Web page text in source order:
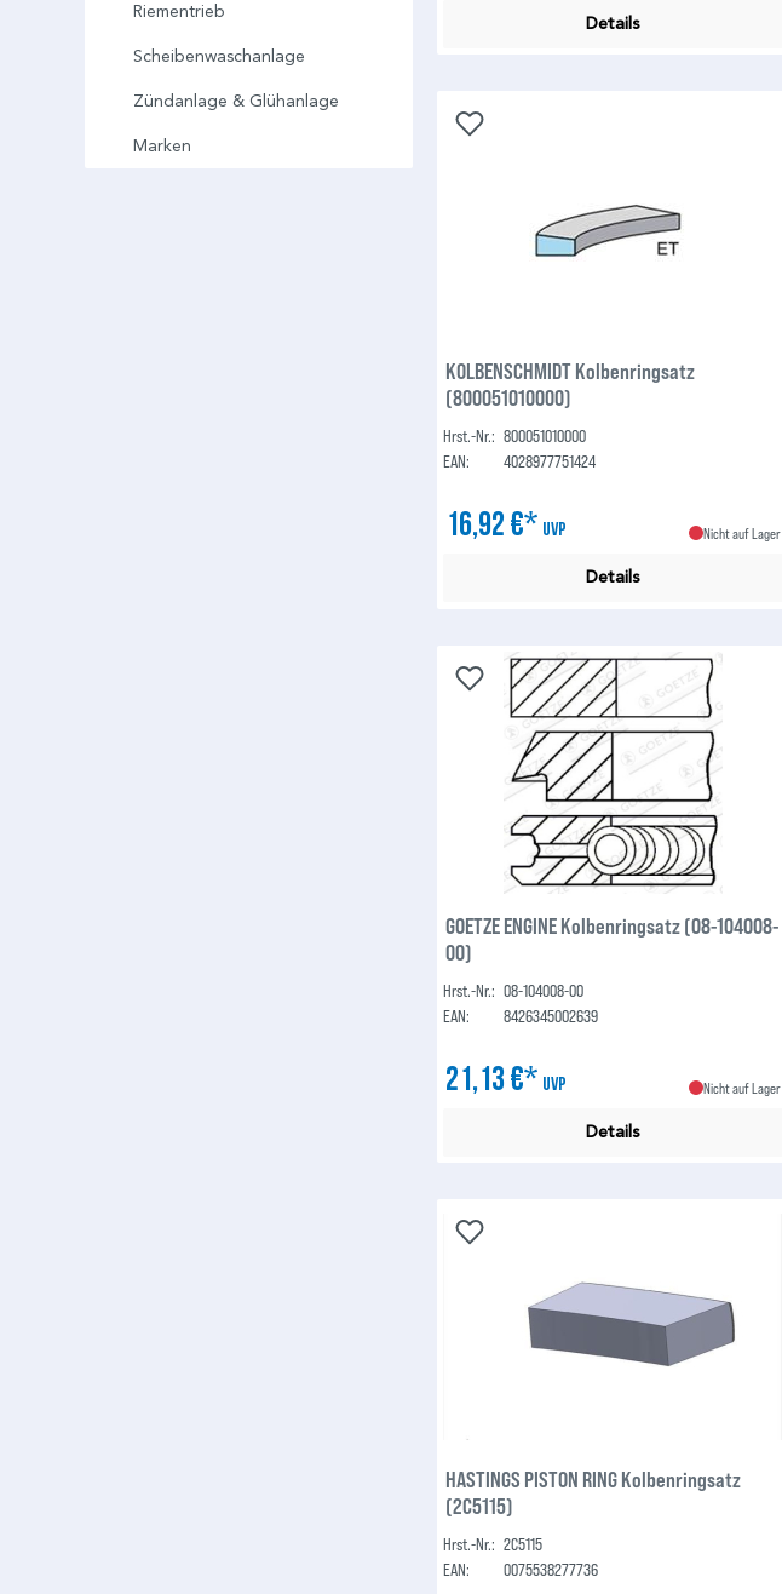
Riementrieb
Scheibenwaschanlage
Zündanlage & Glühanlage
Marken
Details
KOLBENSCHMIDT Kolbenringsatz
(800051010000)
Hrst.-Nr.: 800051010000
EAN:
4028977751424
16,92 €* UVP Nicht auf Lager
Details
GOETZE ENGINE Kolbenringsatz (08-104008-
00)
Hrst.-Nr.: 08-104008-00
EAN:
8426345002639
21,13 €* UVP Nicht auf Lager
Details
HASTINGS PISTON RING Kolbenringsatz
(2C5115)
Hrst.-Nr.: 2C5115
EAN:
0075538277736